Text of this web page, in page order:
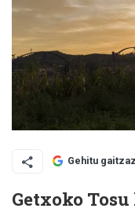
Gehitu
Getxoko